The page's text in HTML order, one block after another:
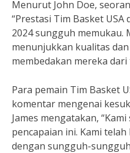
Menurut John Doe,
“Prestasi Tim Basket
2024 sungguh memukau.
menunjukkan kualitas
membedakan mereka dari
Para pemain Tim Basket
komentar mengenai
James mengatakan,
pencapaian ini. Kami
dengan sungguh-